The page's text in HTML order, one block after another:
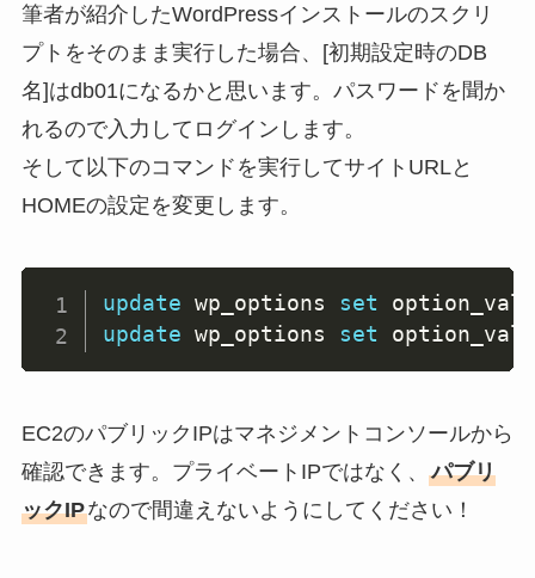
筆者が紹介したWordPressインストールのスクリ
プトをそのまま実行した場合、[初期設定時のDB
名]はdb01になるかと思います。パスワードを聞か
れるので入力してログインします。
そして以下のコマンドを実行してサイトURLと
HOMEの設定を変更します。
update wp_options set
update wp_options set
EC2のパブリックIPはマネジメントコンソールから
確認できます。プライベートIPではなく、 パブリ
ックIPなので間違えないようにしてください！